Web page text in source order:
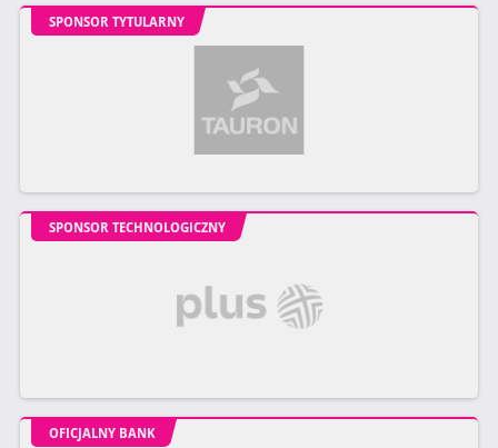
SPONSOR TYTULARNY
SPONSOR TECHNOLOGICZNY
OFICJALNY BANK